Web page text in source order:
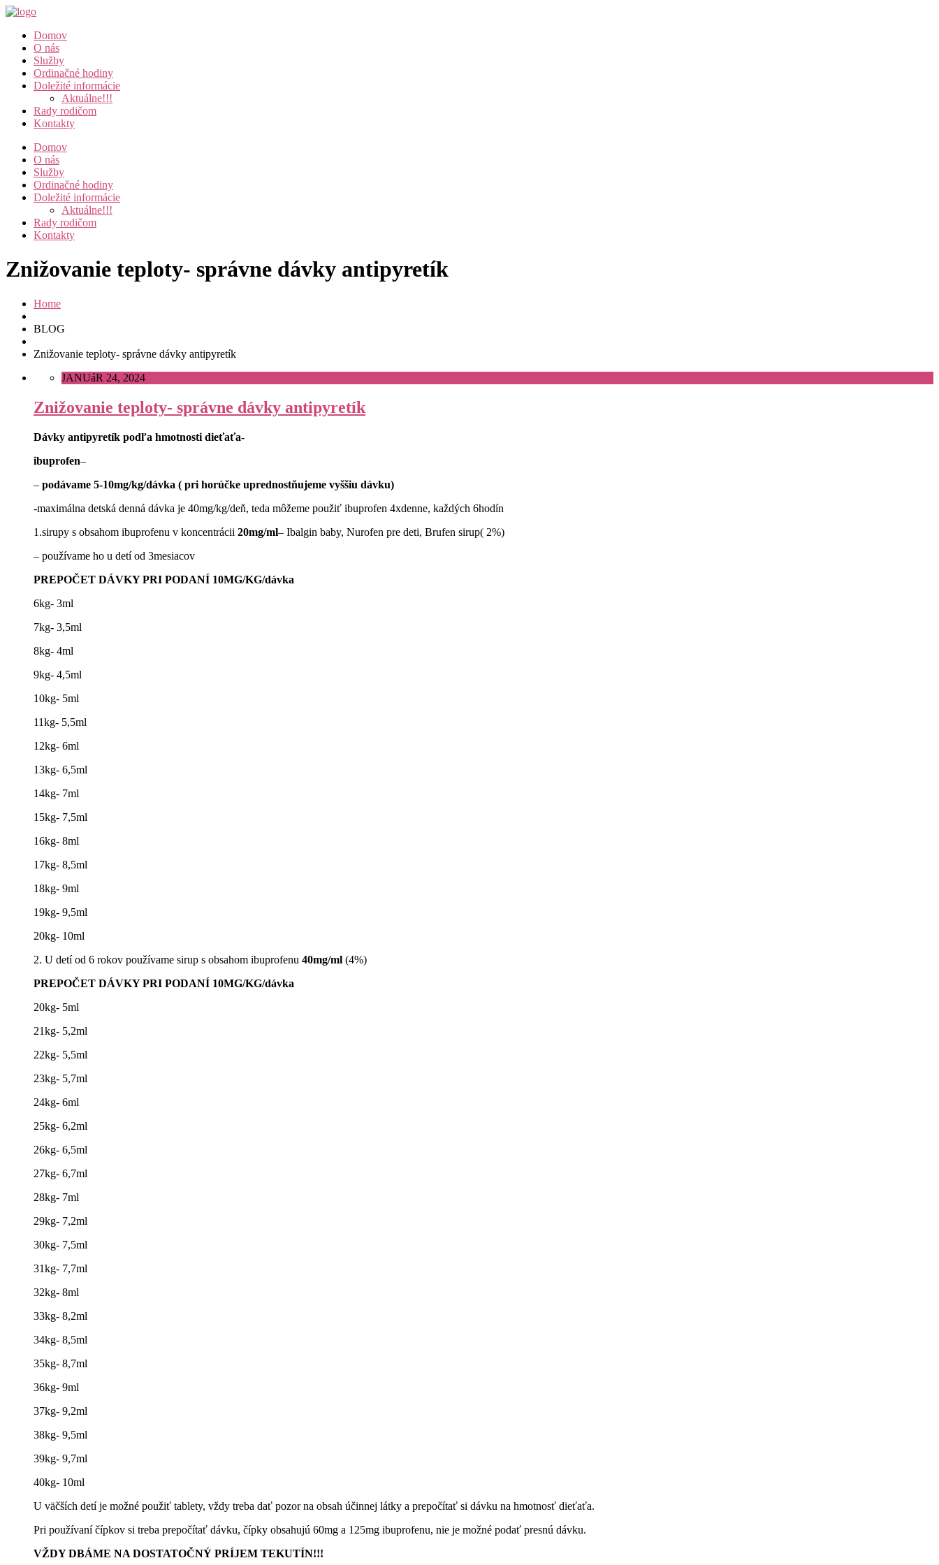
Domov
O nás
Služby
Ordinačné hodiny
Doležité informácie
Aktuálne!!!
Rady rodičom
Kontakty
Domov
O nás
Služby
Ordinačné hodiny
Doležité informácie
Aktuálne!!!
Rady rodičom
Kontakty
Znižovanie teploty- správne dávky antipyretík
Home
BLOG
Znižovanie teploty- správne dávky antipyretík
JANUáR 24, 2024
Znižovanie teploty- správne dávky antipyretík
Dávky antipyretík podľa hmotnosti dieťaťa-
ibuprofen–
– podávame 5-10mg/kg/dávka ( pri horúčke uprednostňujeme vyššiu dávku)
-maximálna detská denná dávka je 40mg/kg/deň, teda môžeme použiť ibuprofen 4xdenne, každých 6hodín
1.sirupy s obsahom ibuprofenu v koncentrácii 20mg/ml– Ibalgin baby, Nurofen pre deti, Brufen sirup( 2%)
– používame ho u detí od 3mesiacov
PREPOČET DÁVKY PRI PODANÍ 10MG/KG/dávka
6kg- 3ml
7kg- 3,5ml
8kg- 4ml
9kg- 4,5ml
10kg- 5ml
11kg- 5,5ml
12kg- 6ml
13kg- 6,5ml
14kg- 7ml
15kg- 7,5ml
16kg- 8ml
17kg- 8,5ml
18kg- 9ml
19kg- 9,5ml
20kg- 10ml
2. U detí od 6 rokov používame sirup s obsahom ibuprofenu 40mg/ml (4%)
PREPOČET DÁVKY PRI PODANÍ 10MG/KG/dávka
20kg- 5ml
21kg- 5,2ml
22kg- 5,5ml
23kg- 5,7ml
24kg- 6ml
25kg- 6,2ml
26kg- 6,5ml
27kg- 6,7ml
28kg- 7ml
29kg- 7,2ml
30kg- 7,5ml
31kg- 7,7ml
32kg- 8ml
33kg- 8,2ml
34kg- 8,5ml
35kg- 8,7ml
36kg- 9ml
37kg- 9,2ml
38kg- 9,5ml
39kg- 9,7ml
40kg- 10ml
U väčších detí je možné použiť tablety, vždy treba dať pozor na obsah účinnej látky a prepočítať si dávku na hmotnosť dieťaťa.
Pri používaní čípkov si treba prepočítať dávku, čípky obsahujú 60mg a 125mg ibuprofenu, nie je možné podať presnú dávku.
VŽDY DBÁME NA DOSTATOČNÝ PRÍJEM TEKUTÍN!!!